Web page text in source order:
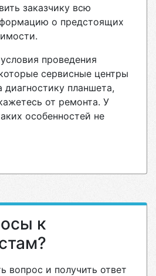
заказчику всю
о предстоящих
проведения
сервисные центры
диагностику планшета,
от ремонта. У
особенностей не
к
вопрос и получить ответ